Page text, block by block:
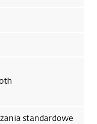
standardowe